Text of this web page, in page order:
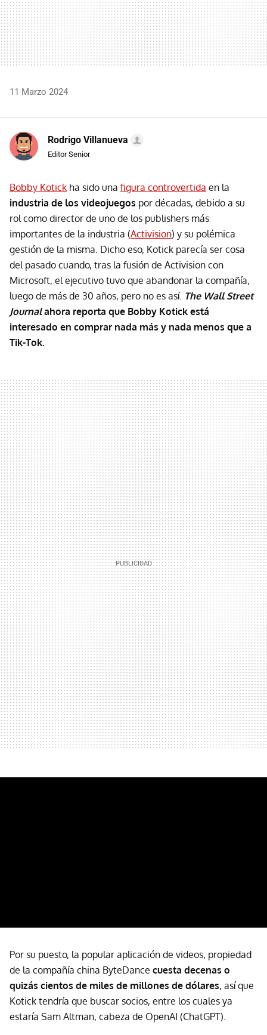
11 Marzo 2024
Rodrigo Villanueva
Editor Senior
Bobby Kotick ha sido una figura controvertida en la
industria de los videojuegos por décadas, debido a su
rol como director de uno de los publishers más
importantes de la industria (Activision) y su polémica
gestión de la misma. Dicho eso, Kotick parecía ser cosa
del pasado cuando, tras la fusión de Activision con
Microsoft, el ejecutivo tuvo que abandonar la compañía,
luego de más de 30 años, pero no es así. The Wall Street
Journalahora reporta que Bobby Kotick está
interesado en comprar nada más y nada menos que a
Tik-Tok.
Por su puesto, la popular aplicación de videos, propiedad
de la compañía china ByteDance cuesta decenas o
quizás cientos de miles de millones de dólares, así que
Kotick tendría que buscar socios, entre los cuales ya
estaría Sam Altman, cabeza de OpenAI (ChatGPT).